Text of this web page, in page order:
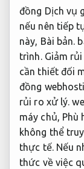
đồng Dịch vụ
nếu nên tiếp
này, Bài bản.
trình. Giảm
cần thiết đối
đồng
rủi ro xử lý.
máy chủ, Phù
không thể
thực tế.Nếu
thức về việc